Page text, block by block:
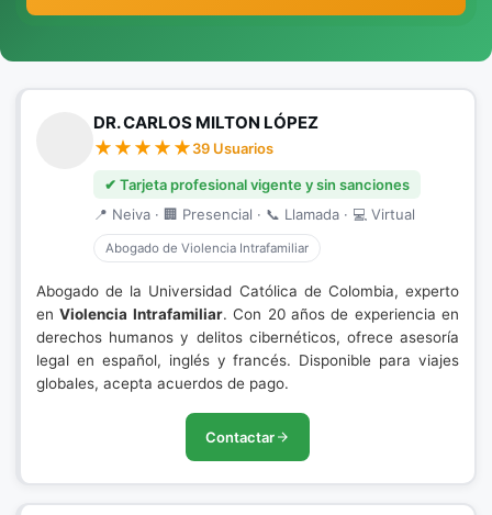
DR. CARLOS MILTON LÓPEZ
39 Usuarios
✔ Tarjeta profesional vigente y sin sanciones
📍 Neiva · 🏢 Presencial · 📞 Llamada · 💻 Virtual
Abogado de Violencia Intrafamiliar
Abogado de la Universidad Católica de Colombia, experto
enViolencia Intrafamiliar. Con 20 años de experiencia en
derechos humanos y delitos cibernéticos, ofrece asesoría
legal en español, inglés y francés. Disponible para viajes
globales, acepta acuerdos de pago.
Contactar